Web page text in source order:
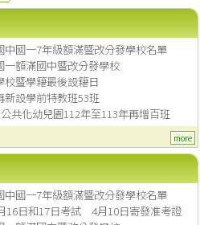
中國一7年級額滿暨改分發學校名單
一額滿國中暨改分發學校
校暨學籍最後設籍日
新設學前特教班53班
共化幼兒園112年至113年再增百班
more
中國一7年級額滿暨改分發學校名單
16日和17日考試 4月10日寄發准考證